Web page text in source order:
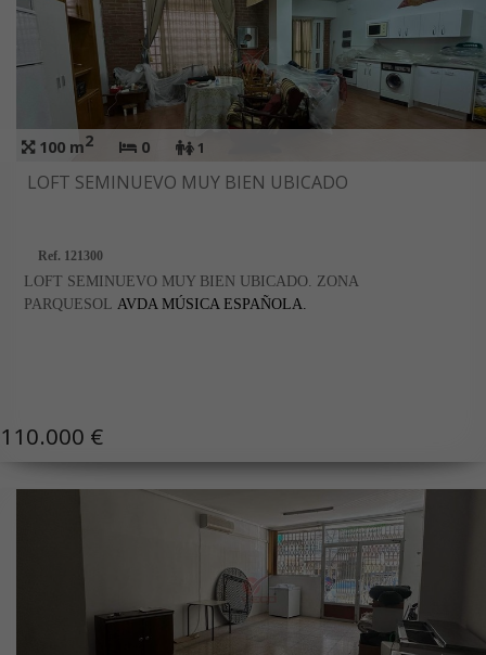
EN INMOBILIARIA VIECO, NO COBRAMOS COMISIÓN AL
COMPRADOR.
100 m2 0 1
LOFT SEMINUEVO MUY BIEN UBICADO
Ref. 121300
LOFT SEMINUEVO MUY BIEN UBICADO. ZONA
PARQUESOL AVDA MÚSICA ESPAÑOLA.
110.000 €